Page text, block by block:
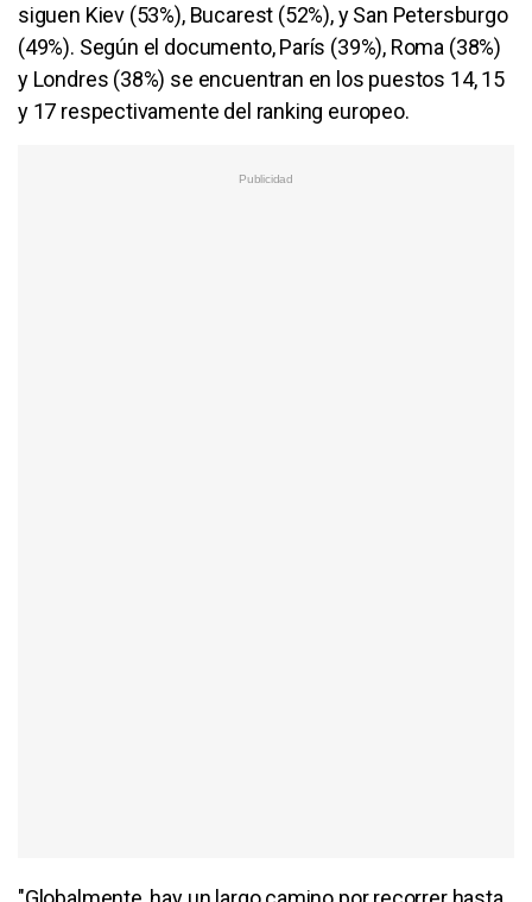
siguen Kiev (53%), Bucarest (52%), y San Petersburgo
(49%). Según el documento, París (39%), Roma (38%)
y Londres (38%) se encuentran en los puestos 14, 15
y 17 respectivamente del ranking europeo.